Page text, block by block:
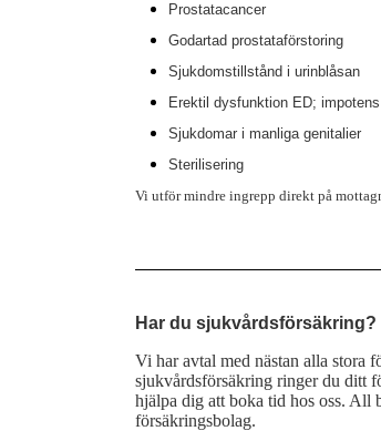
Prostatacancer
Godartad prostataförstoring
Sjukdomstillstånd i urinblåsan
Erektil dysfunktion ED; impotens
Sjukdomar i manliga genitalier
Sterilisering
Vi utför mindre ingrepp direkt på
Har du sjukvårdsförsäkring?
Vi har avtal med nästan alla stora
sjukvårdsförsäkring ringer du ditt
hjälpa dig att boka tid hos oss. All
försäkringsbolag.